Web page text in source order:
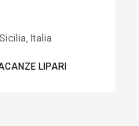
Italia
LIPARI